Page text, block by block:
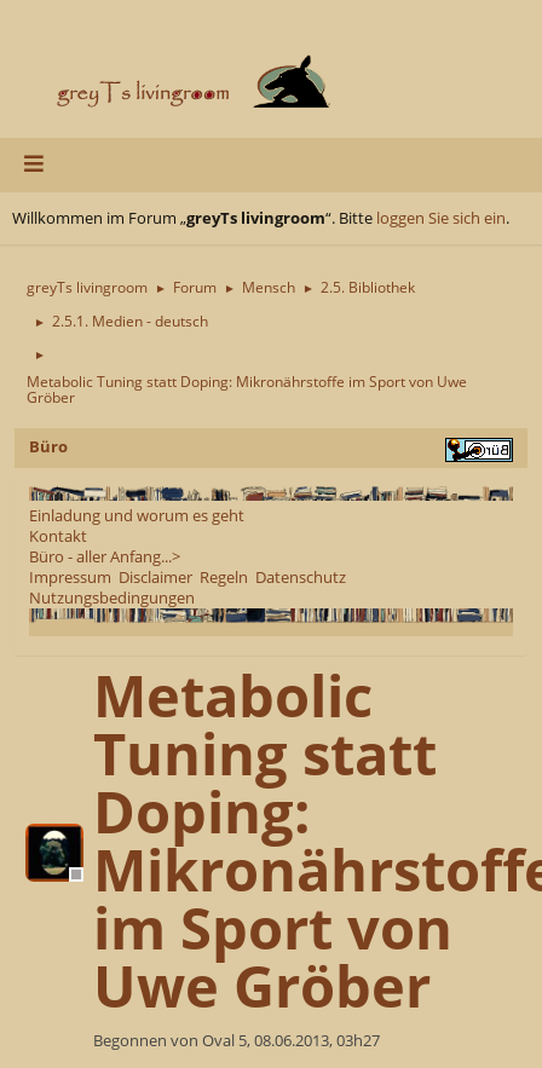
Willkommen im Forum „greyTs livingroom“. Bitte loggen Sie sich ein.
greyTs livingroom ► Forum ► Mensch ► 2.5. Bibliothek
► 2.5.1. Medien - deutsch
►
Metabolic Tuning statt Doping: Mikronährstoffe im Sport von Uwe
Gröber
Büro
Einladung und worum es geht
Kontakt
Büro - aller Anfang...>
Impressum Disclaimer Regeln Datenschutz
Nutzungsbedingungen
Metabolic
Tuning statt
Doping:
im Sport von
Uwe Gröber
Begonnen von Oval 5, 08.06.2013, 03h27